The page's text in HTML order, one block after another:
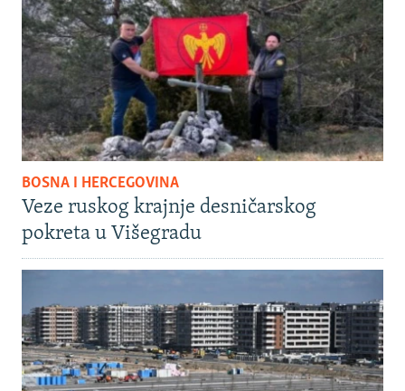
BOSNA I HERCEGOVINA
Veze ruskog krajnje desničarskog
pokreta u Višegradu